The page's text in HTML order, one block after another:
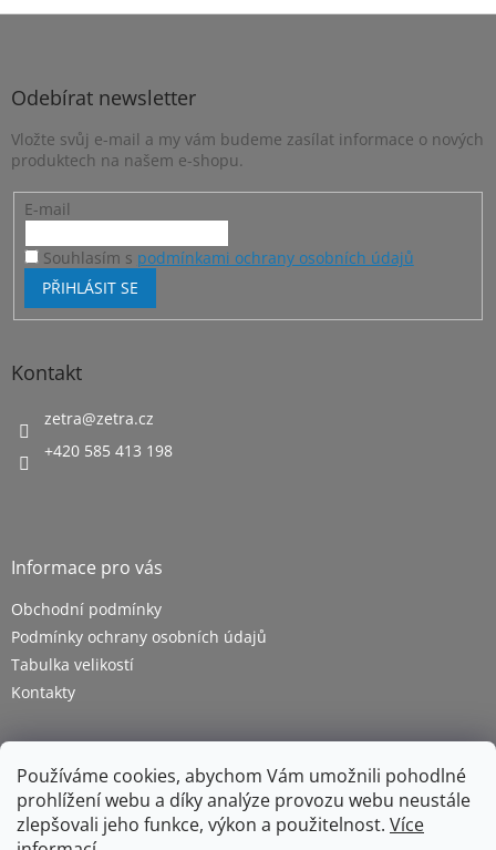
Používáme cookies, abychom Vám umožnili pohodlné
prohlížení webu a díky analýze provozu webu neustále
zlepšovali jeho funkce, výkon a použitelnost. Více
Z
Odebírat newsletter
Vložte svůj e-mail a my vám budeme zasílat informace o nových
produktech na našem e-shopu.
E-mail
Souhlasím s podmínkami ochrany osobních údajů
PŘIHLÁSIT SE
Kontakt
zetra@zetra.cz
+420 585 413 198
Informace pro vás
Obchodní podmínky
Podmínky ochrany osobních údajů
Tabulka velikostí
Kontakty